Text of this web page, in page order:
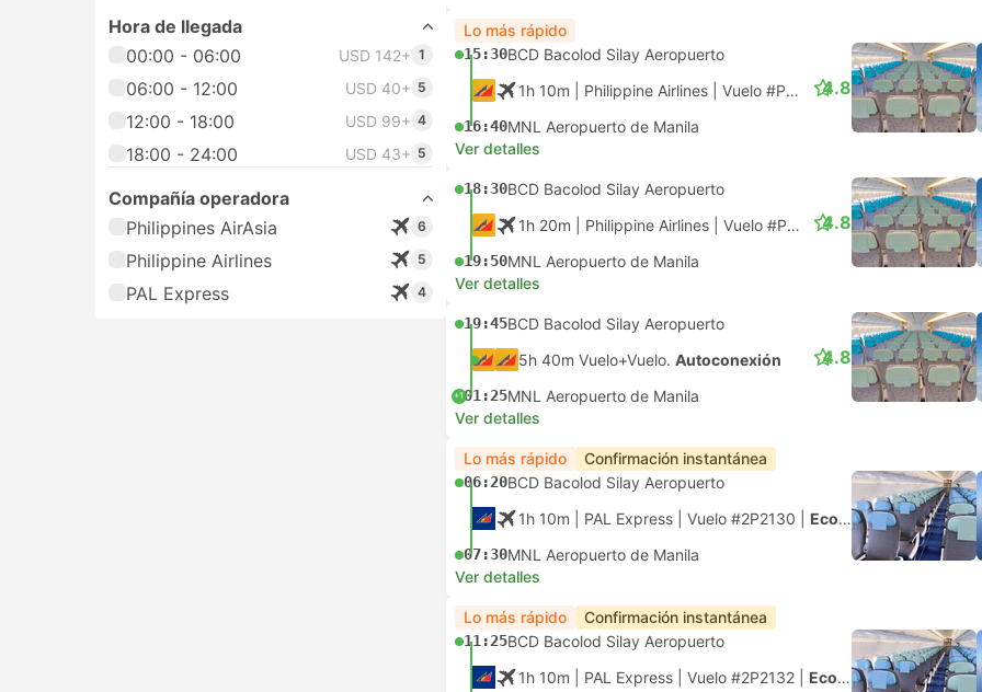
Hora de llegada
00:00 - 06:00
USD 142+ 1
06:00 - 12:00 USD 40+ 5
12:00 - 18:00 USD 99+ 4
18:00 - 24:00 USD 43+ 5
Compañía operadora
Philippines AirAsia
6
Philippine Airlines 5
PAL Express 4
Lo más rápido
15:30BCD Bacolod Silay Aeropuerto
1h 10m | Philippine Airlines Vuelo #PR2134 |Económica
16:40MNL Aeropuerto de Manila
4.8
Ver detalles
18:30BCD Bacolod Silay Aeropuerto
1h 20m | Philippine Airlines Vuelo #PR2136 |Económica
19:50MNL Aeropuerto de Manila
4.8
Ver detalles
19:45BCD Bacolod Silay Aeropuerto
5h 40m Vuelo+Vuelo. Autoconexión
+101:25MNL Aeropuerto de Manila
4.8
Ver detalles
Lo más rápido Confirmación instantánea
06:20BCD Bacolod Silay Aeropuerto
1h 10m | PAL Express Vuelo #2P2130 Económica
07:30MNL Aeropuerto de Manila
Ver detalles
Lo más rápido Confirmación instantánea
11:25BCD Bacolod Silay Aeropuerto
1h 10m | PAL Express Vuelo #2P2132 Económica